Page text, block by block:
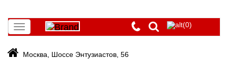
Toggle
navigation
(0)
Москва, Шоссе Энтузиастов, 56